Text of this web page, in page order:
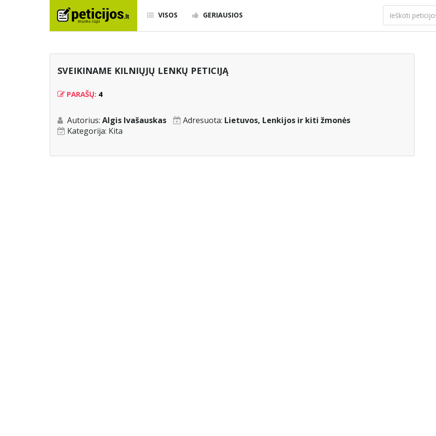
VISOS GERIAUSIOS
SVEIKINAME KILNIŲJŲ LENKŲ PETICIJĄ
PARAŠŲ: 4
Autorius: Algis Ivašauskas Adresuota: Lietuvos, Lenkijos ir kiti žmonės
Kategorija: Kita